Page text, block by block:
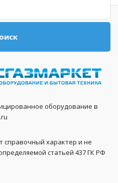
оборудование в
справочный характер и не
статьей 437 ГК РФ